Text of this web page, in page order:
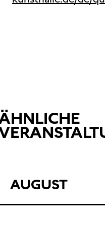
AUGUST